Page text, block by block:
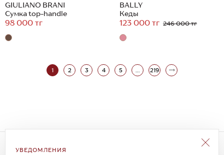
GIULIANO BRANI
Сумка top-handle
98 000 тг
BALLY
Кеды
123 000 тг 246 000 тг
1 2 3 4 5 ... 219
УВЕДОМЛЕНИЯ
Подписаться на рассылку